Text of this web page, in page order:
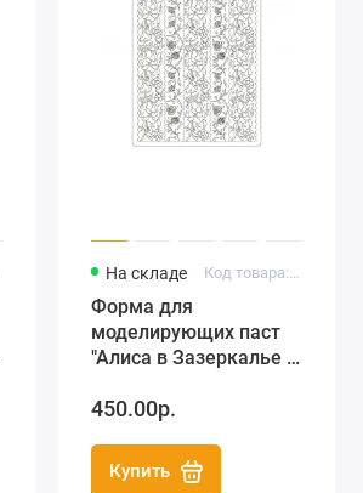
На складе Код товара: K3PTA588
Форма для
моделирующих паст
"Алиса в Зазеркалье -
см, Stamperia
450.00р.
Купить